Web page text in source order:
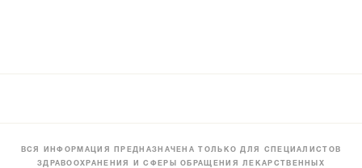
ВСЯ ИНФОРМАЦИЯ ПРЕДНАЗНАЧЕНА ТОЛЬКО ДЛЯ СПЕЦИАЛИСТОВ
ЗДРАВООХРАНЕНИЯ И СФЕРЫ ОБРАЩЕНИЯ ЛЕКАРСТВЕННЫХ